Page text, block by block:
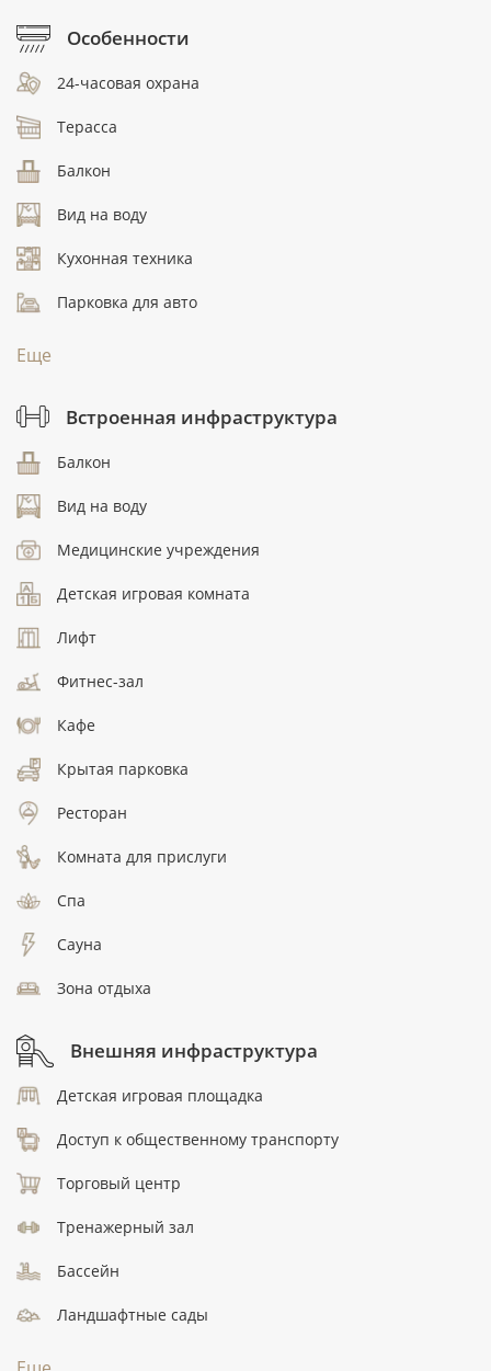
Особенности
24-часовая охрана
Терасса
Балкон
Вид на воду
Кухонная техника
Парковка для авто
Еще
Встроенная инфраструктура
Балкон
Вид на воду
Медицинские учреждения
Детская игровая комната
Лифт
Фитнес-зал
Кафе
Крытая парковка
Ресторан
Комната для прислуги
Спа
Сауна
Зона отдыха
Внешняя инфраструктура
Детская игровая площадка
Доступ к общественному транспорту
Торговый центр
Тренажерный зал
Бассейн
Ландшафтные сады